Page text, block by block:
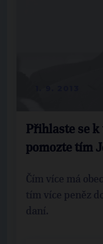
Přihlaste se
pomozte tím
Čím více má
tím více peněz
daní.